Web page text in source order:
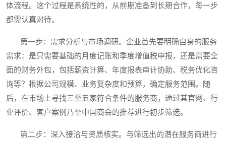
体流程。这个过程是系统性的，从前期准备到长期合作，每一步
都需认真对待。
第一步：需求分析与市场调研。企业首先要明确自身的服务
需求：是只需要基础的月度记账和季度增值税申报，还是需要全
面的财务外包，包括薪资计算、年度报表审计协助、税务优化咨
询等？根据公司规模、业务复杂度和预算，确定服务范围。随
后，在市场上寻找三至五家符合条件的服务商，通过其官网、行
业评价、客户案例乃至中国商会的推荐进行初步筛选。
第二步：深入接洽与资质核实。与筛选出的潜在服务商进行